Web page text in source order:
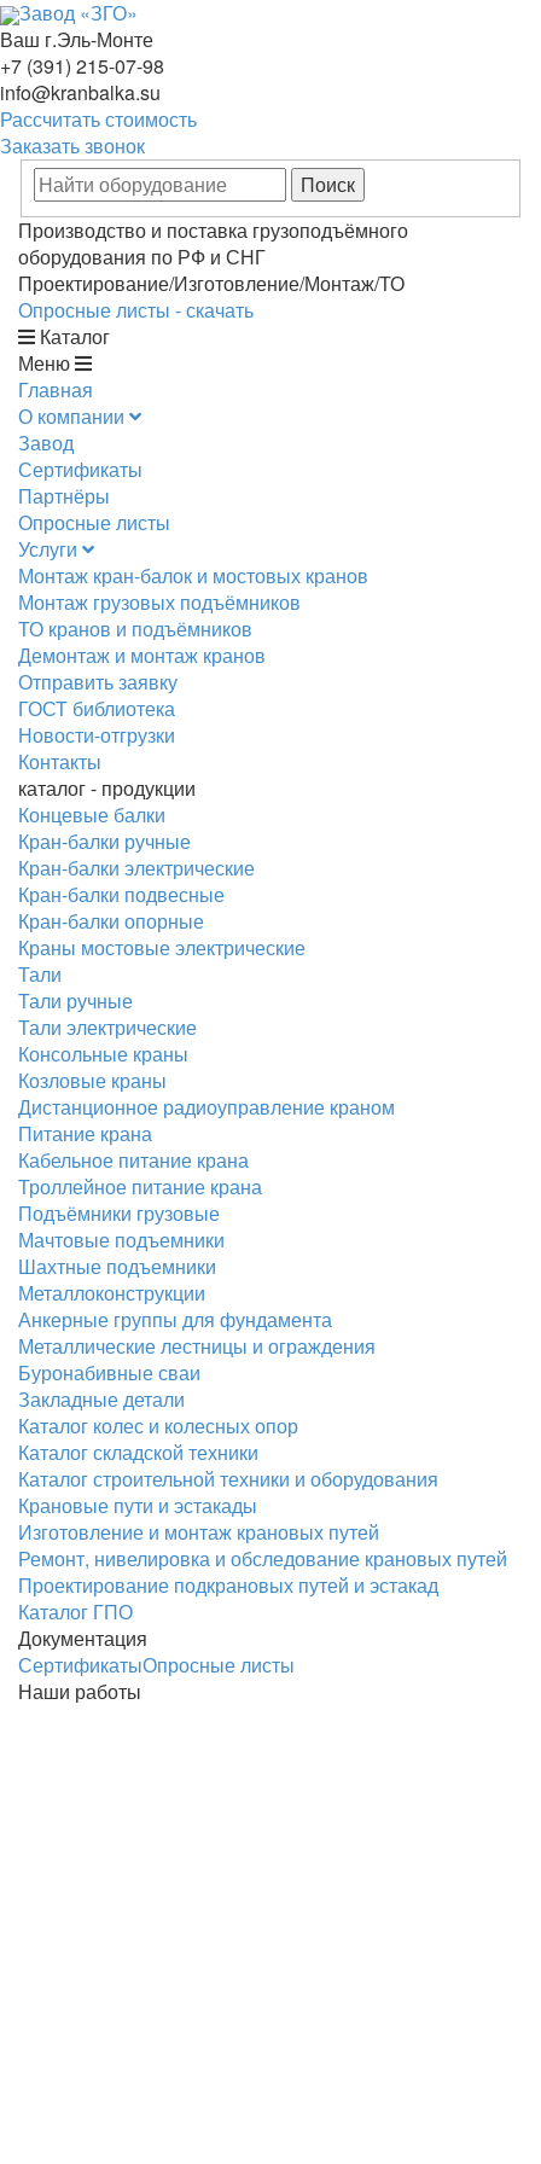
Завод «ЗГО»
Ваш г.Эль-Монте
+7 (391) 215-07-98
info@kranbalka.su
Рассчитать стоимость
Заказать звонок
Производство и поставка грузоподъёмного
оборудования по РФ и СНГ
Проектирование/Изготовление/Монтаж/ТО
Опросные листы - скачать
Каталог
Меню
Главная
О компании
Завод
Сертификаты
Партнёры
Опросные листы
Услуги
Монтаж кран-балок и мостовых кранов
Монтаж грузовых подъёмников
ТО кранов и подъёмников
Демонтаж и монтаж кранов
Отправить заявку
ГОСТ библиотека
Новости-отгрузки
Контакты
каталог - продукции
Концевые балки
Кран-балки ручные
Кран-балки электрические
Кран-балки подвесные
Кран-балки опорные
Краны мостовые электрические
Тали
Тали ручные
Тали электрические
Консольные краны
Козловые краны
Дистанционное радиоуправление краном
Питание крана
Кабельное питание крана
Троллейное питание крана
Подъёмники грузовые
Мачтовые подъемники
Шахтные подъемники
Металлоконструкции
Анкерные группы для фундамента
Металлические лестницы и ограждения
Буронабивные сваи
Закладные детали
Каталог колес и колесных опор
Каталог складской техники
Каталог строительной техники и оборудования
Крановые пути и эстакады
Изготовление и монтаж крановых путей
Ремонт, нивелировка и обследование крановых путей
Проектирование подкрановых путей и эстакад
Каталог ГПО
Документация
СертификатыОпросные листы
Наши работы